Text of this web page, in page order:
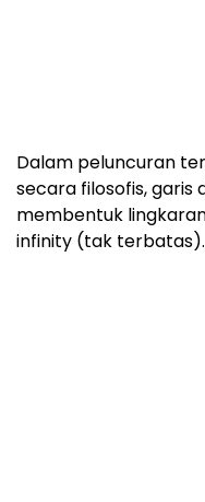
Dalam peluncuran
secara filosofis, garis
membentuk
infinity (tak terbatas).